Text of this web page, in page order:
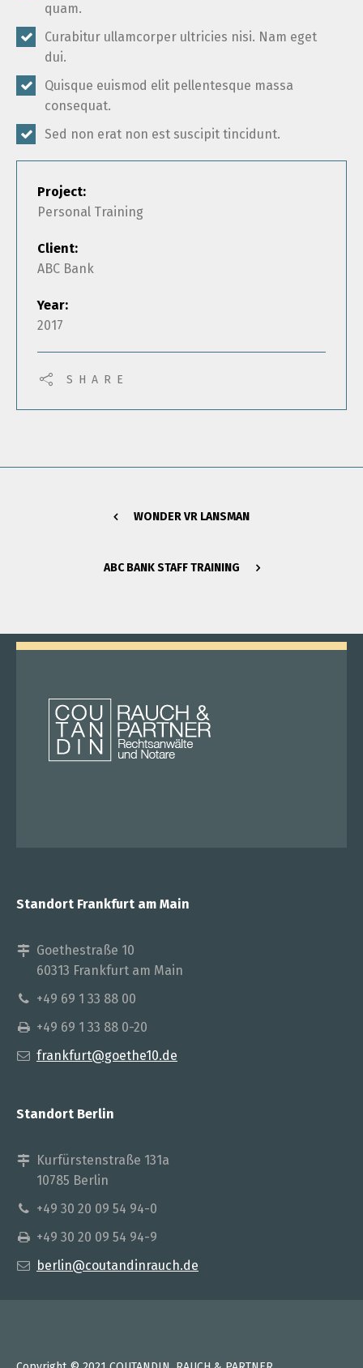
quam.
Curabitur ullamcorper ultricies nisi. Nam eget
dui.
Quisque euismod elit pellentesque massa
consequat.
Sed non erat non est suscipit tincidunt.
Project:
Personal Training
Client:
ABC Bank
Year:
2017
SHARE
WONDER VR LANSMAN
ABC BANK STAFF TRAINING
Standort Frankfurt am Main
Goethestraße 10
60313 Frankfurt am Main
+49 69 1 33 88 00
+49 69 1 33 88 0-20
frankfurt@goethe10.de
Standort Berlin
Kurfürstenstraße 131a
10785 Berlin
+49 30 20 09 54 94-0
+49 30 20 09 54 94-9
berlin@coutandinrauch.de